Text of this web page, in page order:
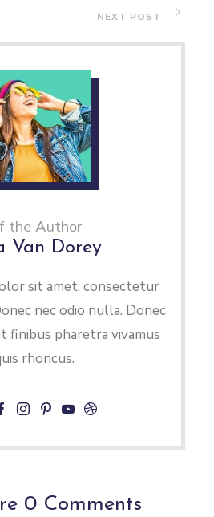
NEXT POST
the Author
Van Dorey
sit amet, consectetur
nec odio nulla. Donec
finibus pharetra vivamus
rhoncus.
0 Comments